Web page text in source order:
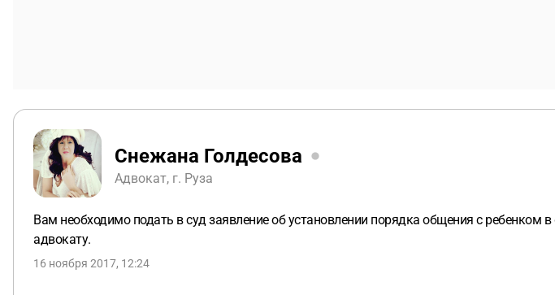
Снежана Голдесова
Адвокат, г. Руза
Вам необходимо подать в суд заявление об установлении порядка общения с
адвокату.
16 ноября 2017, 12:24